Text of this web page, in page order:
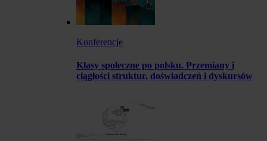
Konferencje
Klasy społeczne po polsku. Przemiany i
ciągłości struktur, doświadczeń i dyskursów